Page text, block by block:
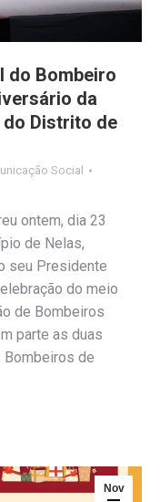
do Bombeiro
da
do Distrito de
Social
ontem, dia 23
de Nelas,
seu Presidente
do meio
de Bombeiros
parte as duas
de
Nov